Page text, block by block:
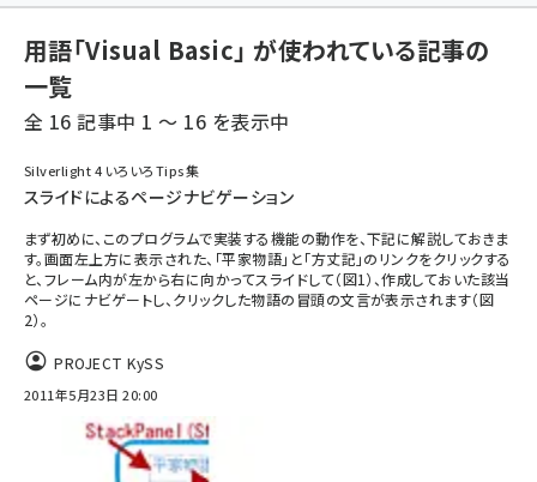
ツ
ai (2493)
iot女子会 (2279)
北海道をのんびり旅する晴山佳須夫のヒント集！ (2034)
drupal (1955)
genai (1483)
abc123 (1358)
用語「Visual Basic」 が使われている記事の
一覧
全 16 記事中 1 ～ 16 を表示中
Silverlight 4 いろいろTips集
スライドによるページナビゲーション
まず初めに、このプログラムで実装する機能の動作を、下記に解説しておきま
す。画面左上方に表示された、「平家物語」と「方丈記」のリンクをクリックする
と、フレーム内が左から右に向かってスライドして（図1）、作成しておいた該当
ページにナビゲートし、クリックした物語の冒頭の文言が表示されます（図
2）。
PROJECT KySS
2011年5月23日 20:00